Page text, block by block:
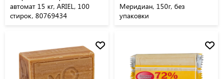
автомат 15 кг, ARIEL, 100
стирок, 80769434
Меридиан, 150г, без
упаковки